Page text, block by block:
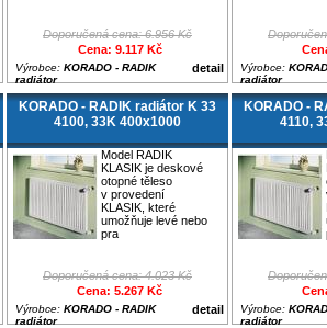
Doporučená cena: 6.956 Kč
Cena: 9.117 Kč
detail
Výrobce: KORADO - RADIK
radiátor
Výrobce:
radiátor
KORADO - RADIK radiátor K 33
4100, 33K 400x1000
Model RADIK
KLASIK je deskové
otopné těleso
v provedení
KLASIK, které
umožňuje levé nebo
pra
Doporučená cena: 4.023 Kč
Cena: 5.267 Kč
detail
Výrobce: KORADO - RADIK
radiátor
KORADO -
4110,
Výrobce:
radiátor